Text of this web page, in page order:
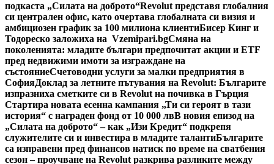
подкаста „Силата на доброто“Revolut представя глобалния
си централен офис, като очертава глобалната си визия и
амбициозен график за 100 милиона клиентиБисер Кинг и
Тодореско заложиха на Vzemipari.bgСмяна на
поколенията: младите българи предпочитат акции и ETF
пред недвижими имоти за изграждане на
състояниеСчетоводни услуги за малки предприятия в
СофияДоклад за летните пътувания на Revolut: Българите
изпразниха сметките си в Revolut на почивка в Гърция
Стартира новата есенна кампания „Ти си героят в тази
история“ с награден фонд от 10 000 лвВ новия епизод на
„Силата на доброто“ – как „Изи Кредит“ подкрепя
служителите си и инвестира в младите талантиБългарите
са изправени пред финансов натиск по време на сватбения
сезон – проучване на Revolut разкрива разликите между